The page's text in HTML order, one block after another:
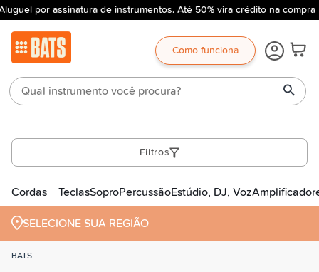
por assinatura de instrumentos. Até 50% vira crédito na compra
Como funciona
Filtros
Cordas TeclasSoproPercussãoEstúdio, DJ, Voz
SELECIONE SUA REGIÃO
BATS